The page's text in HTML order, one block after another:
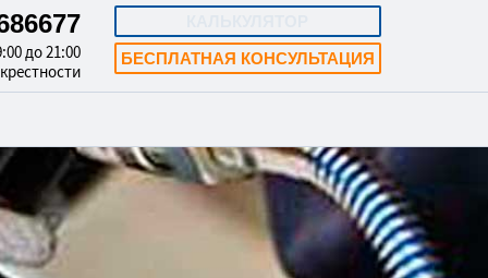
БЕСПЛАТНАЯ КОНСУЛЬТАЦИЯ
до 21:00